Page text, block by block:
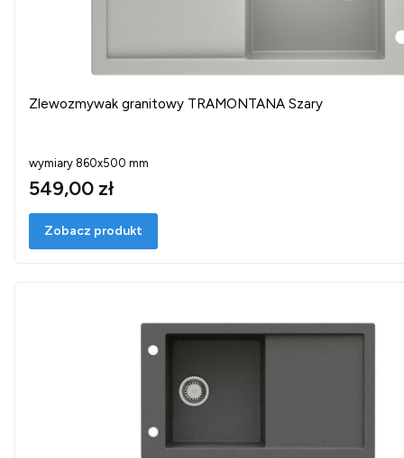
Zlewozmywak granitowy TRAMONTANA Szary
wymiary 860x500 mm
549,00 zł
Zobacz produkt